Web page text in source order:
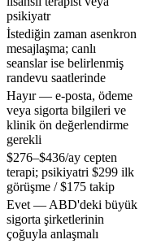
psikiyatr
İstediğin zaman asenkron
mesajlaşma; canlı
seanslar ise belirlenmiş
randevu saatlerinde
Hayır — e-posta, ödeme
veya sigorta bilgileri ve
klinik ön değerlendirme
gerekli
$276–$436/ay cepten
terapi; psikiyatri $299 ilk
görüşme /$175 takip
Evet — ABD'deki büyük
sigorta şirketlerinin
çoğuyla anlaşmalı